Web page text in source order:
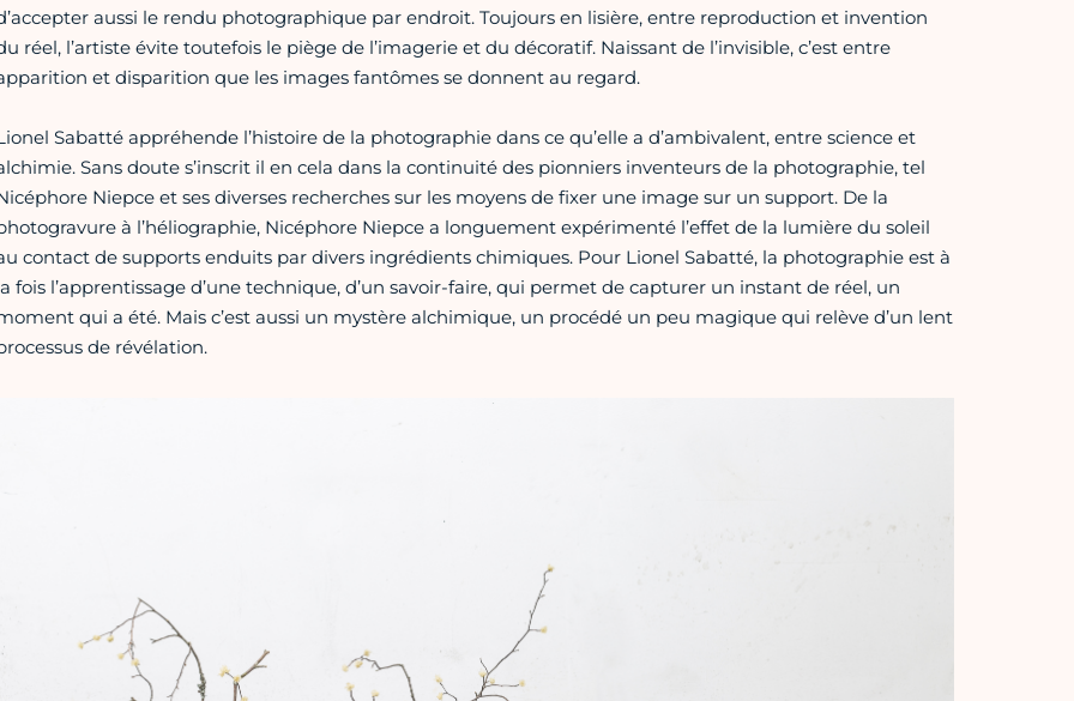
aussi le rendu photographique par endroit. Toujours en lisière, entre reproduction et invention
réel, l’artiste évite toutefois le piège de l’imagerie et du décoratif. Naissant de l’invisible, c’est entre
et disparition que les images fantômes se donnent au regard.
Sabatté appréhende l’histoire de la photographie dans ce qu’elle a d’ambivalent, entre science et
Sans doute s’inscrit il en cela dans la continuité des pionniers inventeurs de la photographie, tel
Niepce et ses diverses recherches sur les moyens de fixer une image sur un support. De la
à l’héliographie, Nicéphore Niepce a longuement expérimenté l’effet de la lumière du soleil
contact de supports enduits par divers ingrédients chimiques. Pour Lionel Sabatté, la photographie est à
fois l’apprentissage d’une technique, d’un savoir-faire, qui permet de capturer un instant de réel, un
qui a été. Mais c’est aussi un mystère alchimique, un procédé un peu magique qui relève d’un lent
de révélation.